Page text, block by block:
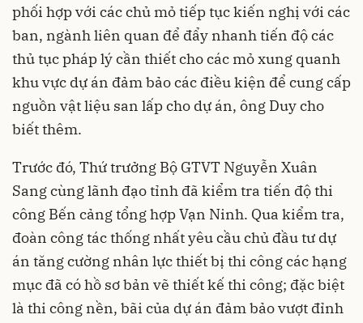
phối hợp với các chủ mỏ tiếp tục kiến nghị với các
ban, ngành liên quan để đẩy nhanh tiến độ các
thủ tục pháp lý cần thiết cho các mỏ xung quanh
khu vực dự án đảm bảo các điều kiện để cung cấp
nguồn vật liệu san lấp cho dự án, ông Duy cho
biết thêm.
Trước đó, Thứ trưởng Bộ GTVT Nguyễn Xuân
Sang cùng lãnh đạo tỉnh đã kiểm tra tiến độ thi
công Bến cảng tổng hợp Vạn Ninh. Qua kiểm tra,
đoàn công tác thống nhất yêu cầu chủ đầu tư dự
án tăng cường nhân lực thiết bị thi công các hạng
mục đã có hồ sơ bản vẽ thiết kế thi công; đặc biệt
là thi công nền, bãi của dự án đảm bảo vượt đỉnh